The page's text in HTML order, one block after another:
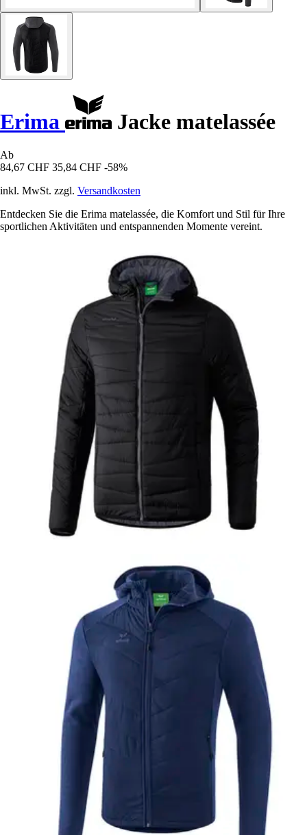
Erima Jacke matelassée
Ab
84,67 CHF 35,84 CHF -58%
inkl. MwSt. zzgl. Versandkosten
Entdecken Sie die Erima matelassée, die Komfort und Stil für Ihre
sportlichen Aktivitäten und entspannenden Momente vereint.